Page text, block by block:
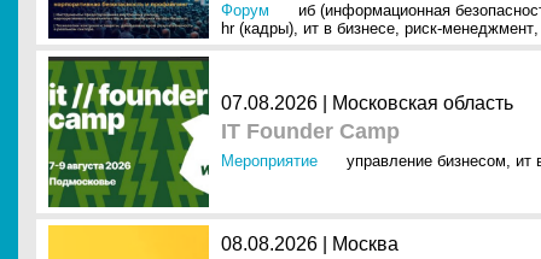
Форум
иб (информационная
hr (кадры), ит в бизнесе, риск-менеджмент,
07.08.2026 | Московская область
IT Founder Camp
Мероприятие управление бизнесом, ит
08.08.2026 | Москва